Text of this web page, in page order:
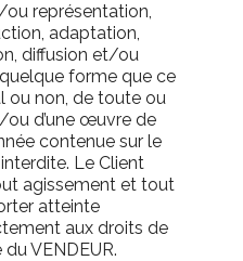
représentation,
adaptation,
diffusion et/ou
forme que ce
ou non, de toute ou
d’une œuvre de
contenue sur le
Le Client
agissement et tout
atteinte
aux droits de
VENDEUR.